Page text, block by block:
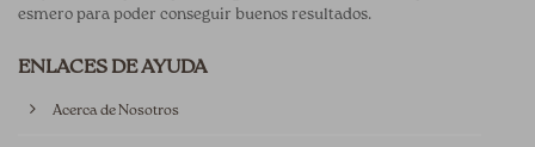
esmero para poder conseguir buenos resultados.
ENLACES DE AYUDA
Acerca de Nosotros